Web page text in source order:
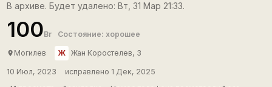
В архиве. Будет удалено: Вт, 31 Мар 21:33.
100Br Состояние: хорошее
place Могилев Ж Жан Коростелев, 3
10 Июл, 2023
исправлено 1 Дек, 2025